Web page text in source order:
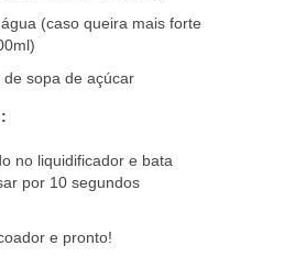
(caso queira mais forte
de sopa de açúcar
no liquidificador e bata
por 10 segundos
e pronto!